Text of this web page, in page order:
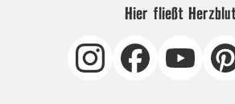
Hier fließt